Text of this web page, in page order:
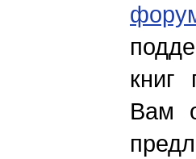
книг
Вам